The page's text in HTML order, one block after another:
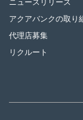
アクアバンクの取り
代理店募集
リクルート